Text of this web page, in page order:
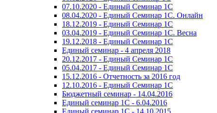
07.10.2020 - Единый Семинар 1С
08.04.2020 - Единый Семинар 1С. Онлайн
18.12.2019 - Единый Семинар 1С
03.04.2019 - Единый Семинар 1С. Весна
19.12.2018 - Единый Семинар 1С
Единый семинар - 4 апреля 2018
20.12.2017 - Единый Семинар 1С
05.04.2017 - Единый Семинар 1С
15.12.2016 - Отчетность за 2016 год
12.10.2016 - Единый Семинар 1С
Бюджетный семинар - 14.04.2016
Единый семинар 1С - 6.04.2016
Единый семинар 1С - 14.10.2015